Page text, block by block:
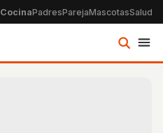
CocinaPadresParejaMascotasSalud